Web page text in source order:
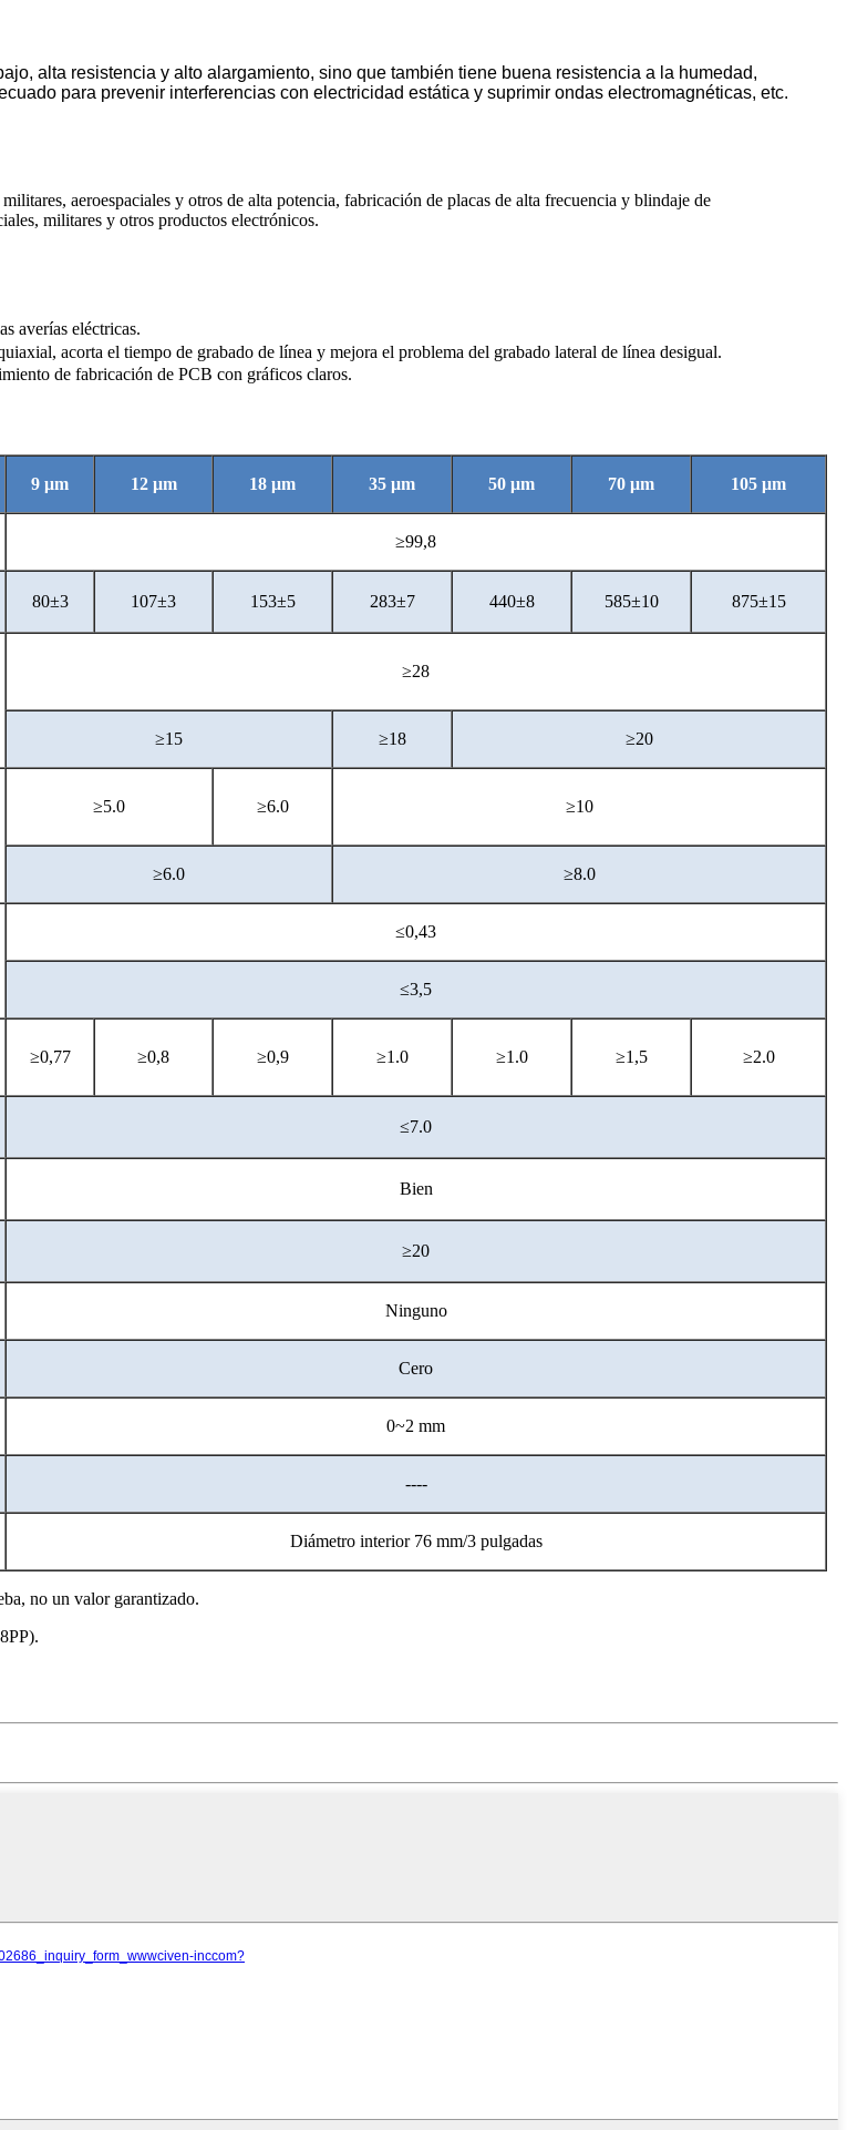
alta resistencia y alto alargamiento, sino que también tiene buena resistencia a la humedad,
para prevenir interferencias con electricidad estática y suprimir ondas electromagnéticas, etc.
aeroespaciales y otros de alta potencia, fabricación de placas de alta frecuencia y blindaje de
militares y otros productos electrónicos.
averías eléctricas.
acorta el tiempo de grabado de línea y mejora el problema del grabado lateral de línea desigual.
de fabricación de PCB con gráficos claros.
9 μm 12 μm 18 μm 35 μm 50 μm 70 μm 105 μm
≥99,8
80±3 107±3 153±5 283±7 440±8 585±10 875±15
≥28
≥15 ≥18 ≥20
≥5.0 ≥6.0 ≥10
≥6.0 ≥8.0
≤0,43
≤3,5
≥0,77 ≥0,8 ≥0,9 ≥1.0 ≥1.0 ≥1,5 ≥2.0
≤7.0
Bien
≥20
Ninguno
Cero
0~2 mm
----
Diámetro interior 76 mm/3 pulgadas
no un valor garantizado.